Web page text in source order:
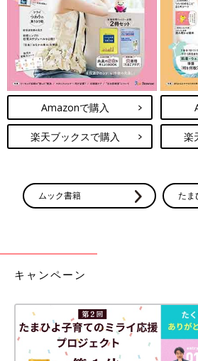
Amazonで購入
楽天ブックスで購入 楽
ムック書籍 たま
キャンペーン